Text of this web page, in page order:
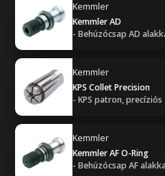
Kemmler
Kemmler AD
Kemmler
KPS Collet Precision
- KPS patron, precíziós
Kemmler
Kemmler AF O-Ring